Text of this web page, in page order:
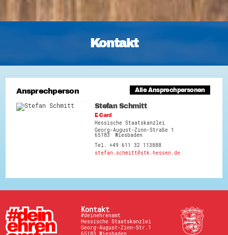
Kontakt
Ansprechperson Alle Ansprechpersonen
Stefan Schmitt
E-Card
Hessische Staatskanzlei
Georg-August-Zinn-Straße 1
65183
Wiesbaden
+49 611 32 113888
stefan.schmitt@stk.hessen.de
Kontakt
#deinehrenamt
Hessische Staatskanzlei
Georg-August-Zinn-Str.1
65183 Wiesbaden